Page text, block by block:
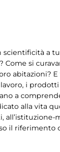
scientificità a
si
abitazioni?
i prodotti
a
alla vita
all’istituzione-
il riferimento